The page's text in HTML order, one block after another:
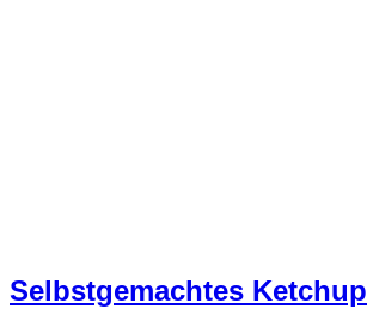
Selbstgemachtes Ketchup